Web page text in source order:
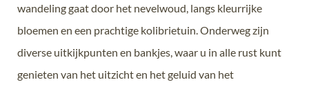
wandeling gaat door het nevelwoud, langs kleurrijke
bloemen en een prachtige kolibrietuin. Onderweg zijn
diverse uitkijkpunten en bankjes, waar u in alle rust kunt
genieten van het uitzicht en het geluid van het